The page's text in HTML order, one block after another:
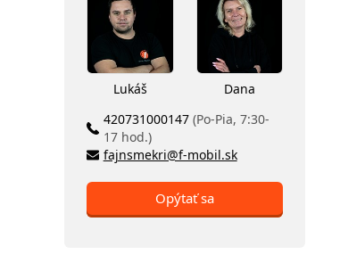
Lukáš
Dana
420731000147 (Po-Pia, 7:30-
17 hod.)
fajnsmekri@f-mobil.sk
Opýtať sa